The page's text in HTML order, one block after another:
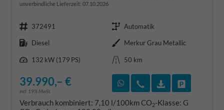
unverbindliche Lieferzeit: 07.10.2026
Fahrzeugnr. 372491 Getriebe Automatik
Kraftstoff Diesel Außenfarbe Merkur Grau Metallic
Leistung
132 kW (179 PS) Kilometerstand 50 km
39.990,– €
incl. 19% MwSt.
Rückruf vereinbaren
Wir rufen Sie an
Verbrauch kombiniert: 7,10 l/100kmCO2-Klasse: G